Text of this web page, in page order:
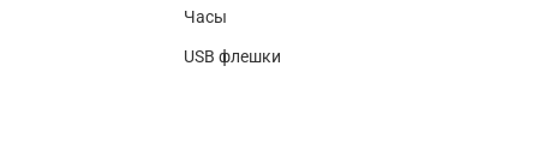
Часы
USB флешки